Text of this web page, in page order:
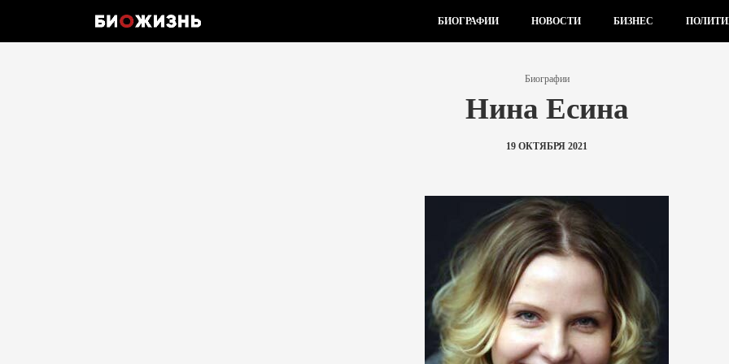
БИОГРАФИИ НОВОСТИ БИЗНЕС
Биографии
Нина Есина
19 ОКТЯБРЯ 2021